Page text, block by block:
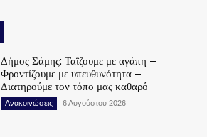
Δήμος Σάμης: Ταΐζουμε με αγάπη –
Φροντίζουμε με υπευθυνότητα –
Διατηρούμε τον τόπο μας καθαρό
Ανακοινώσεις 6 Αυγούστου 2026